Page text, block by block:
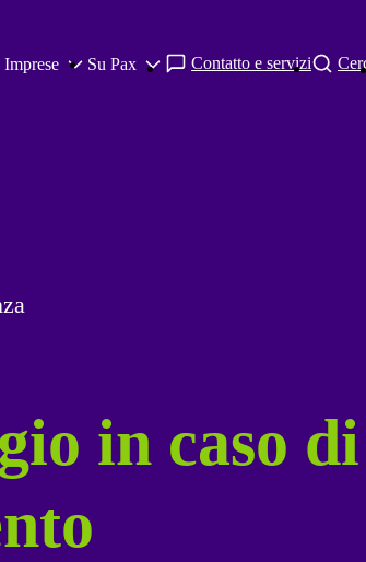
Imprese Su Pax Contatto e servizi
in caso di